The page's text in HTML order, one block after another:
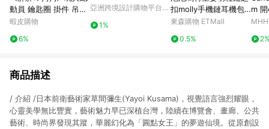
動員 鑰匙圈 掛件 吊飾
胡迪 巴斯光年 叉奇 抱
蝦皮購物
6%
繩 背繩 吊飾 吊繩
亞洲跨境設計購物平台
1%
扣molly手機鏈耳機包
包汽車掛件可愛小禮物
東森購物 ETMall
0.5%
m
商品描述
/ 介紹 /日本前衛藝術家草間彌生(Yayoi Kusama)，視覺語言強烈耀眼，
心靈美學無比豐實，藝術魅力早已深植台灣，陸續在博覽會、畫廊、公共
藝術、時尚界發現其蹤，華麗幻化為「圓點女王」的夢遊仙境。從原創設